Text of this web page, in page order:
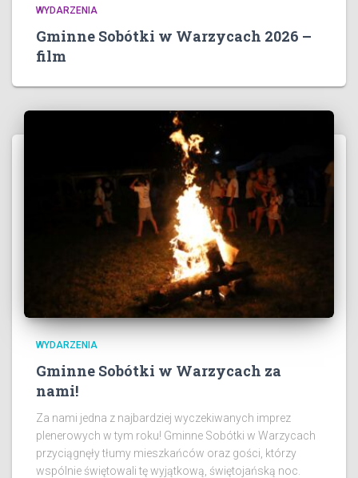
WYDARZENIA
Gminne Sobótki w Warzycach 2026 –
film
WYDARZENIA
Gminne Sobótki w Warzycach za
nami!
Za nami jedna z najbardziej wyczekiwanych imprez
plenerowych w tym roku! Gminne Sobótki w Warzycach
przyciągnęły tłumy mieszkańców oraz gości, którzy
wspólnie świętowali tę wyjątkową, świętojańską noc.